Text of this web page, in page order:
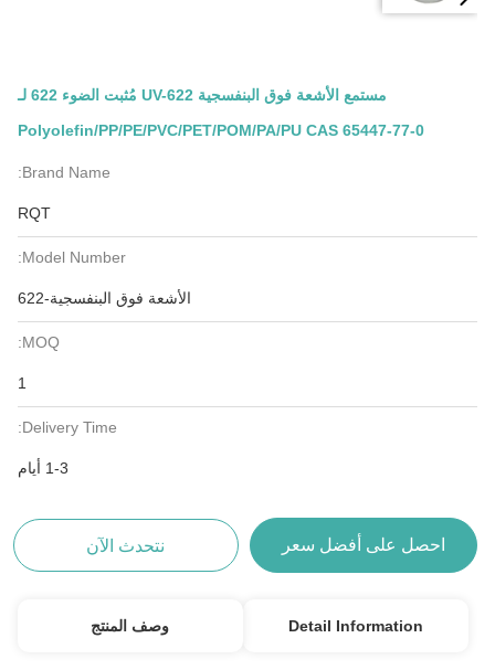
مستمع الأشعة فوق البنفسجية UV-622 مُثبت الضوء 622 لـ
Polyolefin/PP/PE/PVC/PET/POM/PA/PU CAS 65447-77-0
Brand Name:
RQT
Model Number:
الأشعة فوق البنفسجية-622
MOQ:
1
Delivery Time:
1-3 أيام
احصل على أفضل سعر نتحدث الآن
Detail Information وصف المنتج